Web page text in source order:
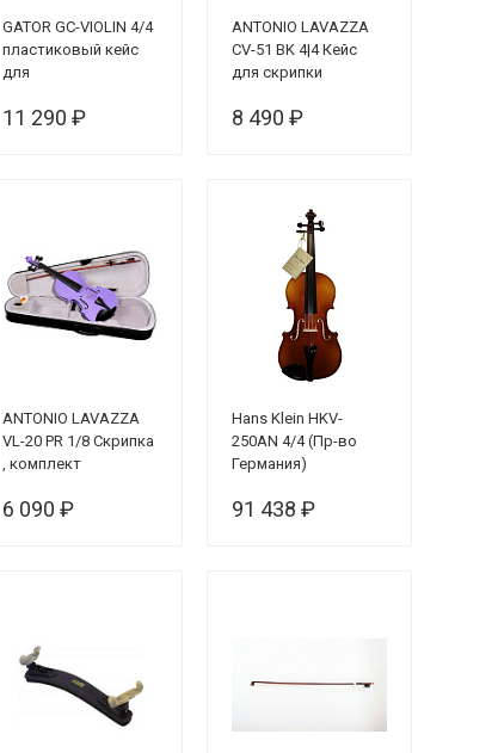
GATOR GC-VIOLIN 4/4
пластиковый кейс
для
скрипки, чёрный
11 290 ₽
ANTONIO LAVAZZA
CV-51 BK 4|4 Кейс
для скрипки
8 490 ₽
ANTONIO LAVAZZA
VL-20 PR 1/8 Скрипка
, комплект
6 090 ₽
Hans Klein HKV-
250AN 4/4 (Пр-во
Германия)
кейс+смычок+канифоль)
91 438 ₽